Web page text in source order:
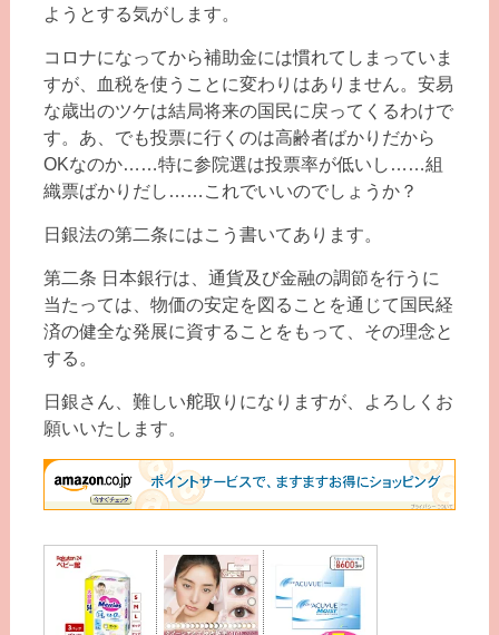
ようとする気がします。
コロナになってから補助金には慣れてしまっていま
すが、血税を使うことに変わりはありません。安易
な歳出のツケは結局将来の国民に戻ってくるわけで
す。あ、でも投票に行くのは高齢者ばかりだから
OKなのか……特に参院選は投票率が低いし……組
織票ばかりだし……これでいいのでしょうか？
日銀法の第二条にはこう書いてあります。
第二条 日本銀行は、通貨及び金融の調節を行うに
当たっては、物価の安定を図ることを通じて国民経
済の健全な発展に資することをもって、その理念と
する。
日銀さん、難しい舵取りになりますが、よろしくお
願いいたします。